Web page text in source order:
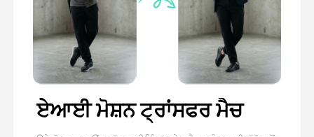
ਏਆਈ ਮੋਸ਼ਨ ਟ੍ਰਾਂਸਫਰ ਮੈਚ